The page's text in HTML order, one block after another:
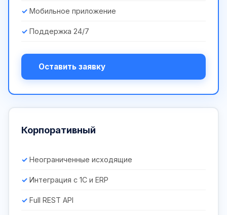
Мобильное приложение
Поддержка 24/7
Оставить заявку
Корпоративный
Неограниченные исходящие
Интеграция с 1С и ERP
Full REST API